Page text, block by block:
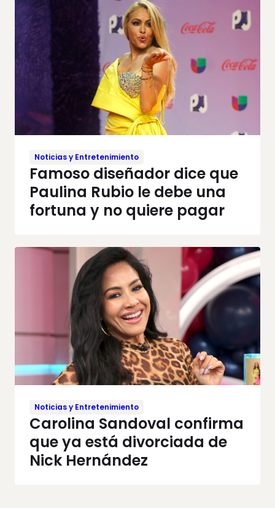
Noticias y Entretenimiento
Famoso diseñador dice que
Paulina Rubio le debe una
fortuna y no quiere pagar
Noticias y Entretenimiento
Carolina Sandoval confirma
que ya está divorciada de
Nick Hernández